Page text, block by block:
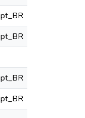
pt_BR
pt_BR
pt_BR
pt_BR